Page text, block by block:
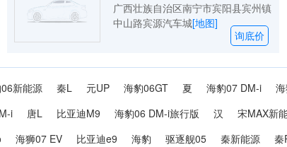
广西壮族自治区南宁市宾阳县宾州镇
中山路宾源汽车城[地图]
询底价
新能源 秦L 元UP 海豹06GT 夏 海豹07 DM-i
i 唐L 比亚迪M9 海豹06 DM-i旅行版 汉 宋MAX新
海狮07 EV 比亚迪e9 海豹 驱逐舰05 秦新能源 秦